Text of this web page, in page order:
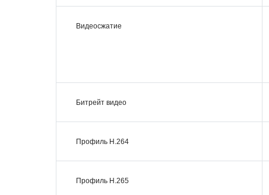
Видеосжатие
Битрейт видео
Профиль H.264
Профиль H.265